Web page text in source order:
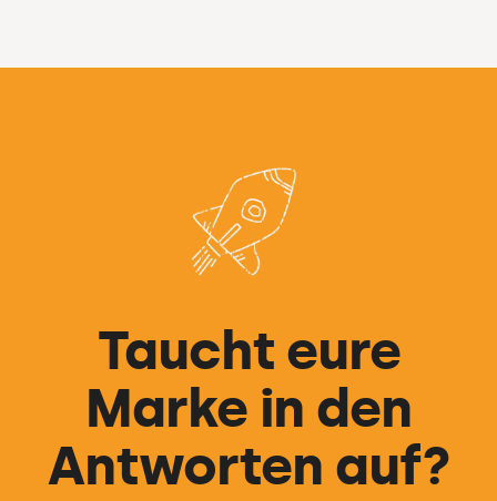
Taucht eure
Marke in den
Antworten auf?